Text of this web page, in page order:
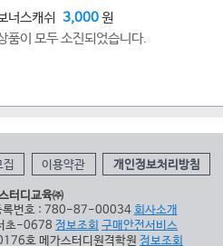
너스캐쉬 3,000원
품이 모두 소진되었습니다.
집 이용약관 개인정보처리방침
터디교육㈜
록번호 : 780-87-00034 회사소개
초-0678 정보조회 구매안전서비스
호 메가스터디원격학원 정보조회